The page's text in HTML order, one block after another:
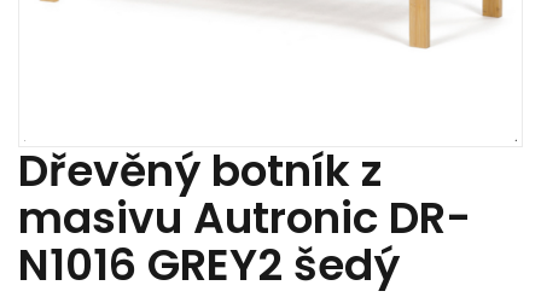
Dřevěný botník z
masivu Autronic DR-
N1016 GREY2 šedý